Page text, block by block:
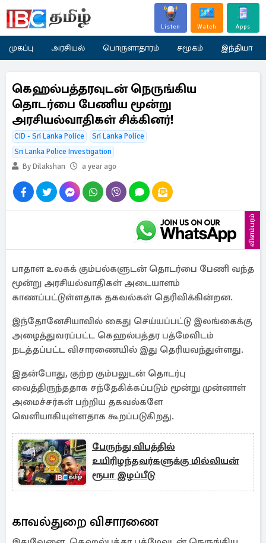
Listen Watch Apps
முகப்பு அரசியல் பொருளாதாரம் சமூகம் இந்தியா
கெஹல்பத்தரவுடன் நெருங்கிய
தொடர்பை பேணிய மூன்று
அரசியல்வாதிகள் சிக்கினர்!
CID - Sri Lanka Police
Sri Lanka Police
Sri Lanka Police Investigation
By Dilakshan
a year ago
விளம்பரம்
பாதாள உலகக் கும்பல்களுடன் தொடர்பை பேணி வந்த
மூன்று அரசியல்வாதிகள் அடையாளம்
காணப்பட்டுள்ளதாக தகவல்கள் தெரிவிக்கின்றன.
இந்தோனேசியாவில் கைது செய்யப்பட்டு இலங்கைக்கு
அழைத்துவரப்பட்ட கெஹல்பத்தர பத்மேவிடம்
நடத்தப்பட்ட விசாரணையில் இது தெரியவந்துள்ளது.
இதன்போது, குற்ற கும்பலுடன் தொடர்பு
வைத்திருந்ததாக சந்தேகிக்கப்படும் மூன்று முன்னாள்
அமைச்சர்கள் பற்றிய தகவல்களே
வெளியாகியுள்ளதாக கூறப்படுகிறது.
பேருந்து விபத்தில்
உயிரிழந்தவர்களுக்கு மில்லியன்
ரூபா இழப்பீடு
காவல்துறை விசாரணை